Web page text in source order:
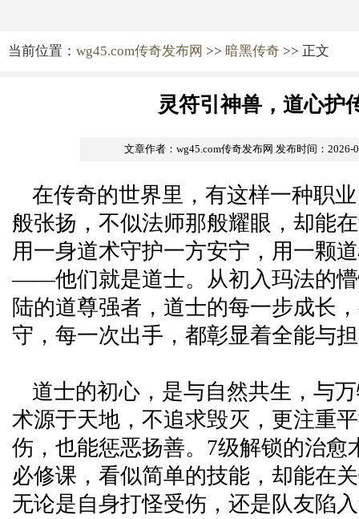
当前位置： wg45.com传奇发布网 >> 暗黑传奇 >> 正文
灵符引神兽，道心护
文章作者：wg45.com传奇发布网 发布时间：2026-
在传奇的世界里，有这样一种职
般张扬，不似法师那般耀眼，却能
用一身道术守护一方安宁，用一颗
——他们就是道士。从初入玛法的
陆的道尊强者，道士的每一步成长
守，每一次出手，都彰显着全能与
道士的初心，是与自然共生，与
术源于天地，不追求毁灭，更注重
伤，也能惩恶扬善。7级解锁的治愈
必修课，看似简单的技能，却能在
无论是自身打怪受伤，还是队友陷